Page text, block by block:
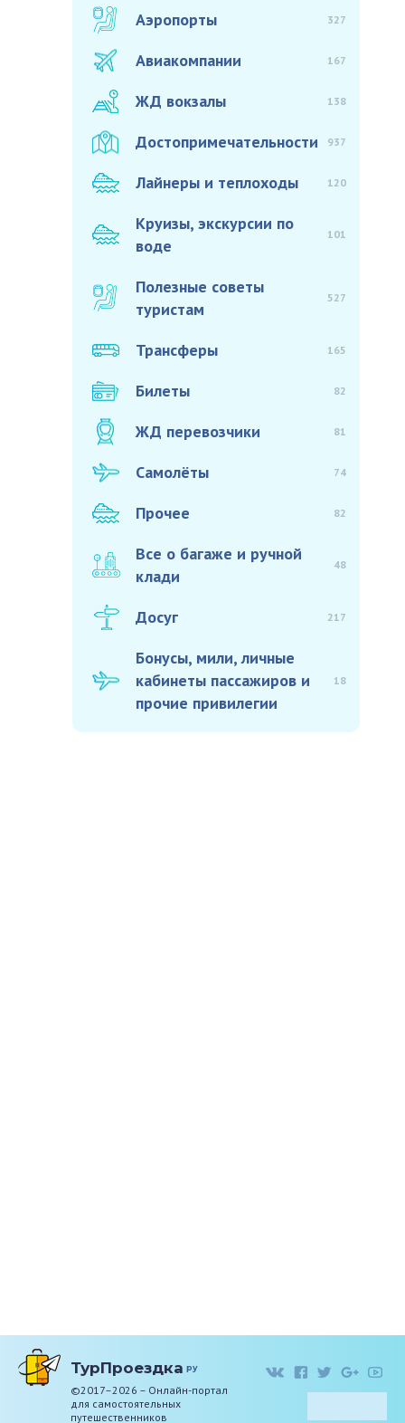
Аэропорты 327
Авиакомпании 167
ЖД вокзалы 138
Достопримечательности 937
Лайнеры и теплоходы 120
Круизы, экскурсии по
воде
101
Полезные советы
туристам
527
Трансферы 165
Билеты 82
ЖД перевозчики 81
Самолёты 74
Прочее 82
Все о багаже и ручной
клади
48
Досуг 217
Бонусы, мили, личные
кабинеты пассажиров и
прочие привилегии
18
ТурПроездка ру
©2017–2026 – Онлайн-портал
для самостоятельных
путешественников